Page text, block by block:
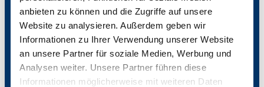
anbieten zu können und die Zugriffe auf unsere
Website zu analysieren. Außerdem geben wir
Informationen zu Ihrer Verwendung unserer Website
an unsere Partner für soziale Medien, Werbung und
Analysen weiter. Unsere Partner führen diese
Informationen möglicherweise mit weiteren Daten
Aktienmarkt in Mitleidenschaft ziehen könnte? In
unserem Seminar zeigen wir Ihnen einen Lösungsweg,
wie Sie der Nominalfalle bei den Zinsen entkommen
und wie Sie trotz hartnäckiger Inflation Ihr Vermögen
nicht nur bewahren, sondern darüber hinaus sogar
noch vermehren können.